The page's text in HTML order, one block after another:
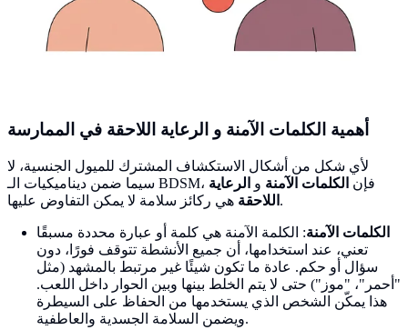
أهمية الكلمات الآمنة و الرعاية اللاحقة في الممارسة
لأي شكل من أشكال الاستكشاف المشترك للميول الجنسية، لا
سيما ضمن ديناميكيات الـ BDSM، فإن الكلمات الآمنة و الرعاية
اللاحقة هي ركائز سلامة لا يمكن التفاوض عليها.
الكلمات الآمنة: الكلمة الآمنة هي كلمة أو عبارة محددة مسبقًا
تعني، عند استخدامها، أن جميع الأنشطة تتوقف فورًا، دون
سؤال أو حكم. عادة ما تكون شيئًا غير مرتبط بالمشهد (مثل
"أحمر"، "موز") حتى لا يتم الخلط بينها وبين الحوار داخل اللعب.
هذا يمكّن الشخص الذي يستخدمها من الحفاظ على السيطرة
ويضمن السلامة الجسدية والعاطفية.